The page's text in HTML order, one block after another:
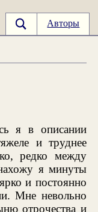
Авторы
я в описании
и труднее
редко между
я минуты
и постоянно
Мне невольно
отрочества и